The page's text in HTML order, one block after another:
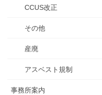
CCUS改正
その他
産廃
アスベスト規制
事務所案内